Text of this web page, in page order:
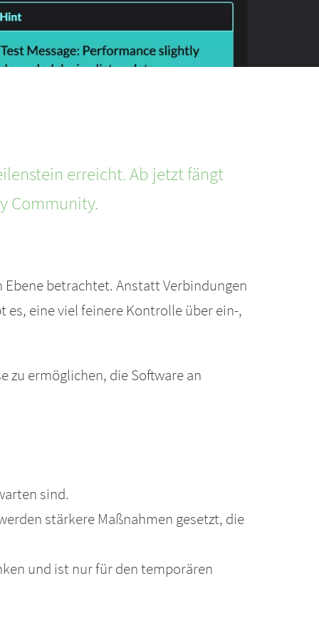
erreicht. Ab jetzt fängt
Community.
betrachtet. Anstatt Verbindungen
es, eine viel feinere Kontrolle über ein-,
zu ermöglichen, die Software an
sind.
stärkere Maßnahmen gesetzt, die
und ist nur für den temporären